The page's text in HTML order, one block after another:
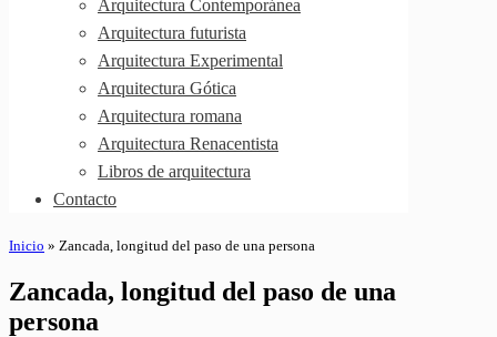
Arquitectura Contemporánea
Arquitectura futurista
Arquitectura Experimental
Arquitectura Gótica
Arquitectura romana
Arquitectura Renacentista
Libros de arquitectura
Contacto
Inicio » Zancada, longitud del paso de una persona
Zancada, longitud del paso de una
persona